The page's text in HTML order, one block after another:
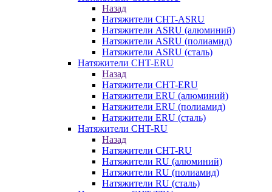
Назад
Натяжители CHT-ASRU
Натяжители ASRU (алюминий)
Натяжители ASRU (полиамид)
Натяжители ASRU (сталь)
Натяжители CHT-ERU
Назад
Натяжители CHT-ERU
Натяжители ERU (алюминий)
Натяжители ERU (полиамид)
Натяжители ERU (сталь)
Натяжители CHT-RU
Назад
Натяжители CHT-RU
Натяжители RU (алюминий)
Натяжители RU (полиамид)
Натяжители RU (сталь)